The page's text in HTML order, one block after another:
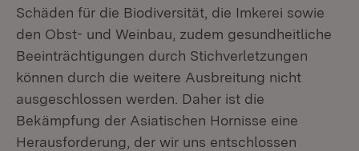
Schäden für die Biodiversität, die Imkerei sowie
den Obst- und Weinbau, zudem gesundheitliche
Beeinträchtigungen durch Stichverletzungen
können durch die weitere Ausbreitung nicht
ausgeschlossen werden. Daher ist die
Bekämpfung der Asiatischen Hornisse eine
Herausforderung, der wir uns entschlossen